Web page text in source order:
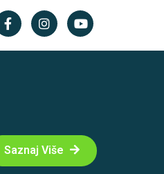
Saznaj Više